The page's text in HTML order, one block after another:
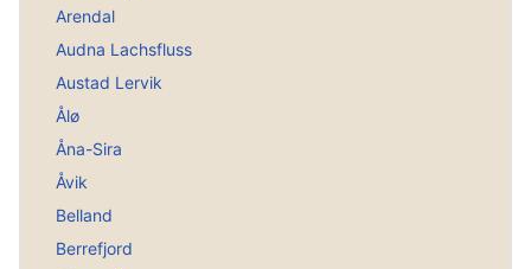
Arendal
Audna Lachsfluss
Austad Lervik
Ålø
Åna-Sira
Åvik
Belland
Berrefjord